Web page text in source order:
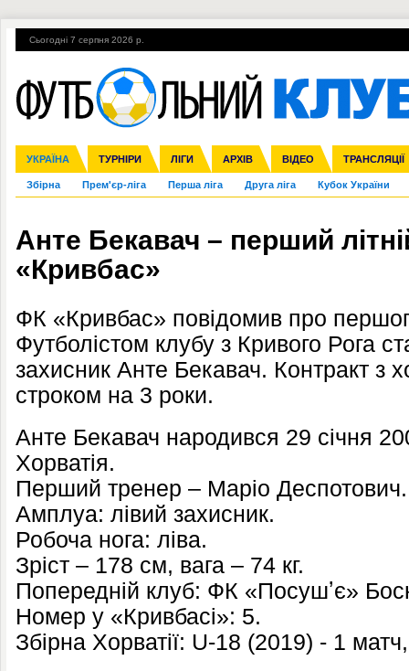
Сьогодні 7 серпня 2026 р.
УКРАЇНА ТУРНІРИ ЛІГИ АРХІВ ВІДЕО ТРАНСЛЯЦІЇ
Збірна Прем'єр-ліга Перша ліга Друга ліга Кубок України
Ліга чемпіонів Ліга Європи Міжнародні Ліга націй Ліга
Англія Іспанія Італія Німеччина Франція Інші
ЧС-2014 ЄВРО-2016 Росія Кубок конфедерацій ЧЄ-2015 (U-
Гарячі теми УПЛ, 1-й тур ВІЙНА УПЛ-ПЕРЕХОДИ
Анте Бекавач – перший
«Кривбас»
ФК «Кривбас» повідомив про
Футболістом клубу з Кривого Рога
захисник Анте Бекавач. Контракт з
строком на 3 роки.
Анте Бекавач народився 29 січня
Хорватія.
Перший тренер – Маріо Деспотович.
Амплуа: лівий захисник.
Робоча нога: ліва.
Зріст – 178 см, вага – 74 кг.
Попередній клуб: ФК «Посушʼє»
Номер у «Кривбасі»: 5.
Збірна Хорватії: U-18 (2019) - 1